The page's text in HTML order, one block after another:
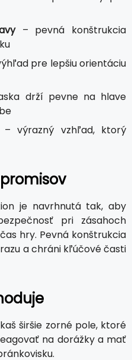
– pevná konštrukcia
pre lepšiu orientáciu
drží pevne na hlave
– výrazný vzhľad, ktorý
je navrhnutá tak, aby
pri zásahoch
hry. Pevná konštrukcia
a chráni kľúčové časti
širšie zorné pole, ktoré
na dorážky a mať